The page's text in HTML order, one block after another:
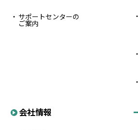
サポートセンターの
ご案内
会社情報